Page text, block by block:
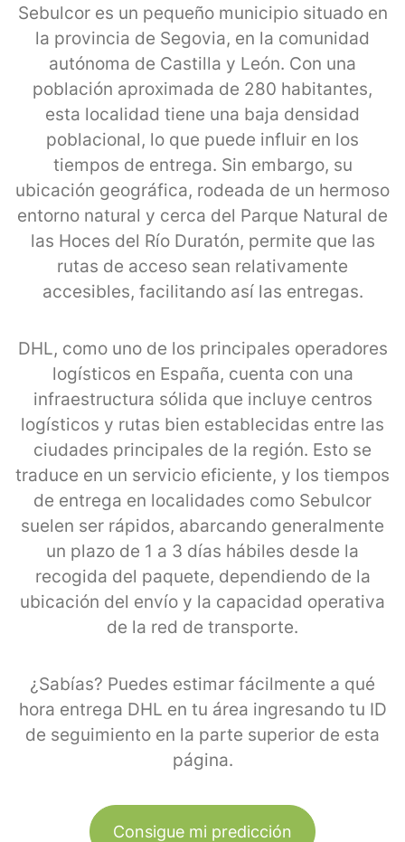
Sebulcor es un pequeño municipio situado en
la provincia de Segovia, en la comunidad
autónoma de Castilla y León. Con una
población aproximada de 280 habitantes,
esta localidad tiene una baja densidad
poblacional, lo que puede influir en los
tiempos de entrega. Sin embargo, su
ubicación geográfica, rodeada de un hermoso
entorno natural y cerca del Parque Natural de
las Hoces del Río Duratón, permite que las
rutas de acceso sean relativamente
accesibles, facilitando así las entregas.
DHL, como uno de los principales operadores
logísticos en España, cuenta con una
infraestructura sólida que incluye centros
logísticos y rutas bien establecidas entre las
ciudades principales de la región. Esto se
traduce en un servicio eficiente, y los tiempos
de entrega en localidades como Sebulcor
suelen ser rápidos, abarcando generalmente
un plazo de 1 a 3 días hábiles desde la
recogida del paquete, dependiendo de la
ubicación del envío y la capacidad operativa
de la red de transporte.
¿Sabías? Puedes estimar fácilmente a qué
hora entrega DHL en tu área ingresando tu ID
de seguimiento en la parte superior de esta
página.
Consigue mi predicción